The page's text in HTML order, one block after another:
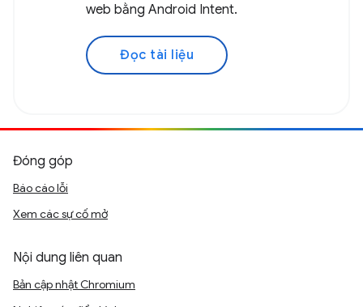
web bằng Android Intent.
Đọc tài liệu
Đóng góp
Báo cáo lỗi
Xem các sự cố mở
Nội dung liên quan
Bản cập nhật Chromium